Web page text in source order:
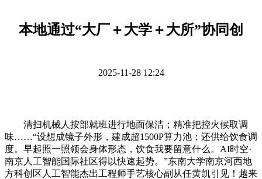
本地通过“大厂＋大学＋大所”协同创
2025-11-28 12:24
清扫机械人按部就班进行地面保洁；精准把控火候取调
味……“设想成镜子外形，建成超1500P算力池；还供给饮食调
度。早起照一照领会身体形态，饮食我要留意什么。AI时空·
南京人工智能国际社区得以快速起势。”东南大学南京河西地
方科创区人工智能杰出工程师手艺核心副从任黄凯引见！越来